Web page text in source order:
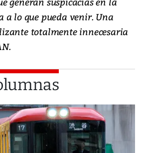
a lo que pueda venir. Una
totalmente innecesaria